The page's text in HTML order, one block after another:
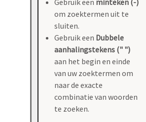
om zoektermen uit te
sluiten.
Gebruik een Dubbele
aanhalingstekens (" ")
aan het begin en einde
van uw zoektermen om
naar de exacte
combinatie van woorden
te zoeken.